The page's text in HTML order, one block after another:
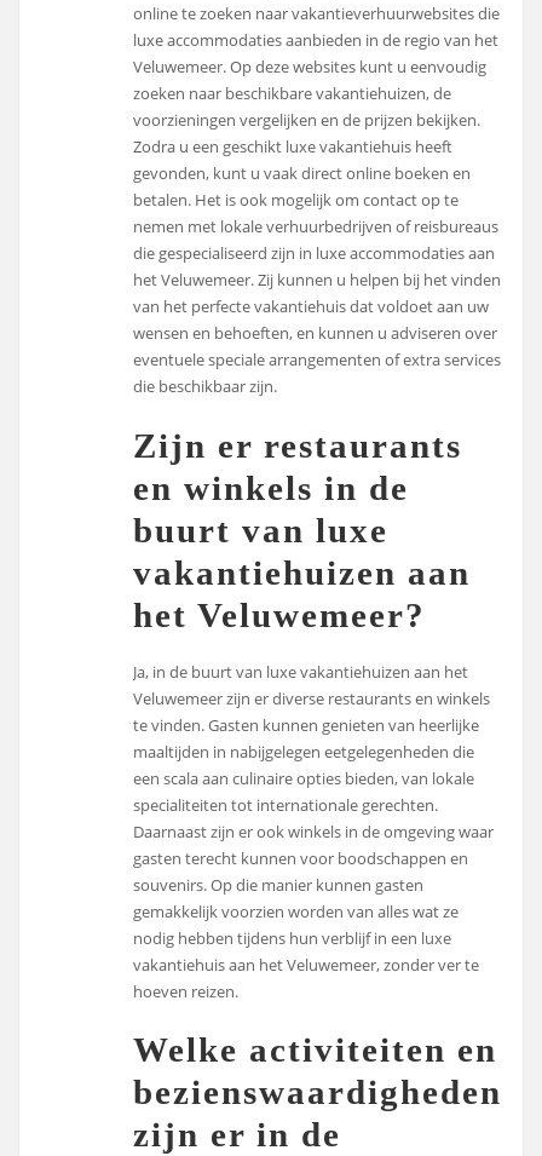
online te zoeken naar vakantieverhuurwebsites die
luxe accommodaties aanbieden in de regio van het
Veluwemeer. Op deze websites kunt u eenvoudig
zoeken naar beschikbare vakantiehuizen, de
voorzieningen vergelijken en de prijzen bekijken.
Zodra u een geschikt luxe vakantiehuis heeft
gevonden, kunt u vaak direct online boeken en
betalen. Het is ook mogelijk om contact op te
nemen met lokale verhuurbedrijven of reisbureaus
die gespecialiseerd zijn in luxe accommodaties aan
het Veluwemeer. Zij kunnen u helpen bij het vinden
van het perfecte vakantiehuis dat voldoet aan uw
wensen en behoeften, en kunnen u adviseren over
eventuele speciale arrangementen of extra services
die beschikbaar zijn.
Zijn er restaurants
en winkels in de
buurt van luxe
vakantiehuizen aan
het Veluwemeer?
Ja, in de buurt van luxe vakantiehuizen aan het
Veluwemeer zijn er diverse restaurants en winkels
te vinden. Gasten kunnen genieten van heerlijke
maaltijden in nabijgelegen eetgelegenheden die
een scala aan culinaire opties bieden, van lokale
specialiteiten tot internationale gerechten.
Daarnaast zijn er ook winkels in de omgeving waar
gasten terecht kunnen voor boodschappen en
souvenirs. Op die manier kunnen gasten
gemakkelijk voorzien worden van alles wat ze
nodig hebben tijdens hun verblijf in een luxe
vakantiehuis aan het Veluwemeer, zonder ver te
hoeven reizen.
Welke activiteiten en
bezienswaardigheden
zijn er in de